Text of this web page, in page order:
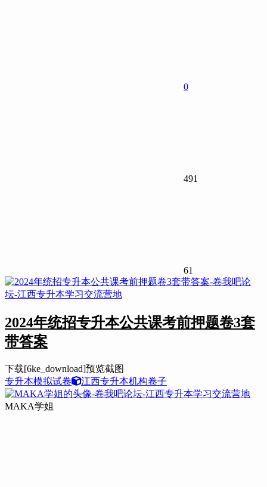
0
491
61
2024年统招专升本公共课考前押题卷3套
带答案
下载[6ke_download]预览截图
专升本模拟试卷 江西专升本机构卷子
MAKA学姐